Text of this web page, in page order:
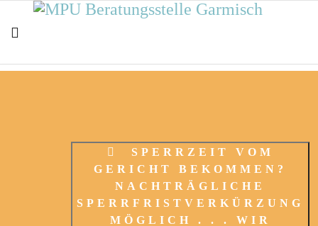
SPERRZEIT VOM
GERICHT BEKOMMEN?
NACHTRÄGLICHE
SPERRFRISTVERKÜRZUNG
MÖGLICH . . . WIR